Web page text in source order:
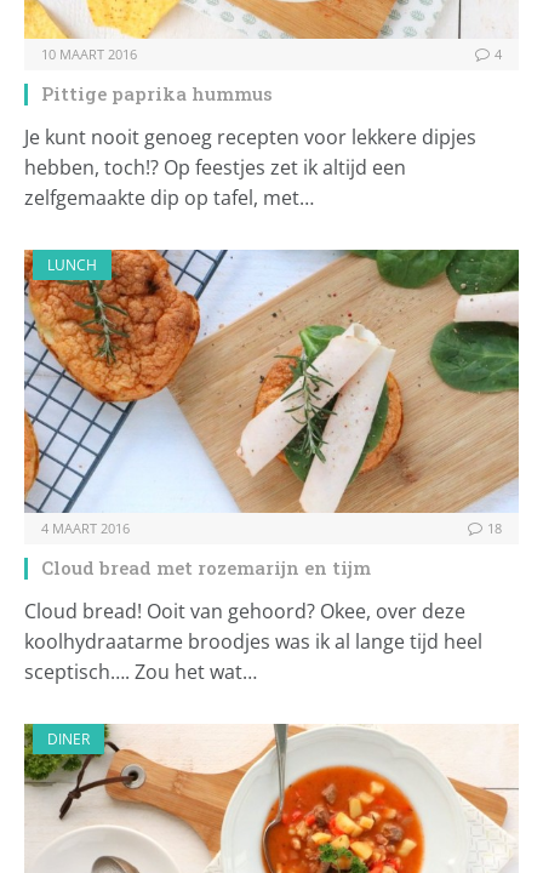
10 MAART 2016 4
Pittige paprika hummus
Je kunt nooit genoeg recepten voor lekkere dipjes
hebben, toch!? Op feestjes zet ik altijd een
zelfgemaakte dip op tafel, met…
LUNCH
4 MAART 2016 18
Cloud bread met rozemarijn en tijm
Cloud bread! Ooit van gehoord? Okee, over deze
koolhydraatarme broodjes was ik al lange tijd heel
sceptisch…. Zou het wat…
DINER